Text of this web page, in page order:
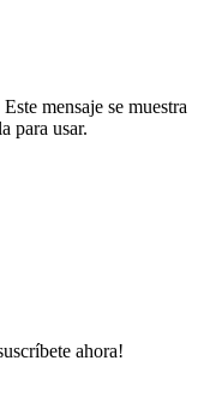
mensaje se muestra
para usar.
ahora!